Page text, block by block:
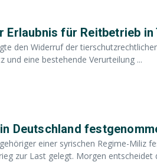
Erlaubnis für Reitbetrieb
den Widerruf der
und eine bestehende Verurteilung ...
Deutschland
einer syrischen Regime-Miliz
zur Last gelegt. Morgen entscheidet